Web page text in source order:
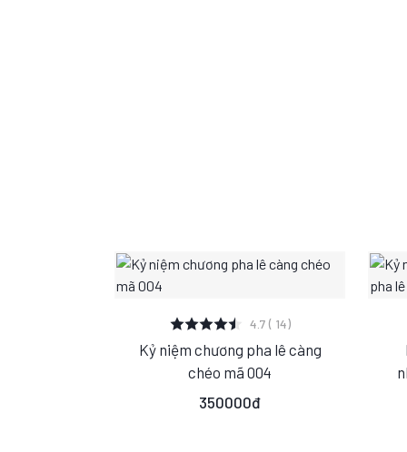
XEM CHI TIẾT
S M L
4.7 ( 14)
Kỷ niệm chương pha lê càng
chéo mã 004
350000đ